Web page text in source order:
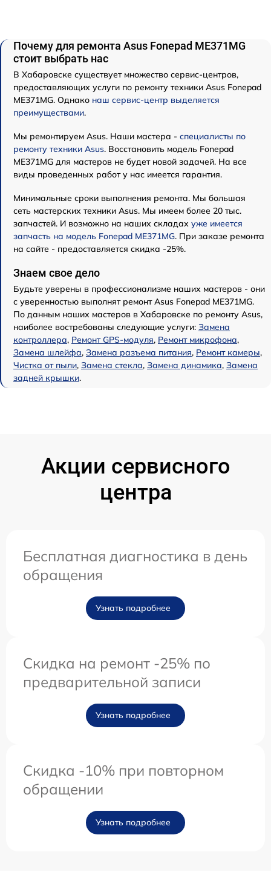
Почему для ремонта Asus Fonepad ME371MG
стоит выбрать нас
В Хабаровске существует множество сервис-центров,
предоставляющих услуги по ремонту техники Asus Fonepad
ME371MG. Однако наш сервис-центр выделяется
преимуществами.
Мы ремонтируем Asus. Наши мастера - специалисты по
ремонту техники Asus. Восстановить модель Fonepad
ME371MG для мастеров не будет новой задачей. На все
виды проведенных работ у нас имеется гарантия.
Минимальные сроки выполнения ремонта. Мы большая
сеть мастерских техники Asus. Мы имеем более 20 тыс.
запчастей. И возможно на наших складах уже имеется
запчасть на модель Fonepad ME371MG. При заказе ремонта
на сайте - предоставляется скидка -25%.
Знаем свое дело
Будьте уверены в профессионализме наших мастеров - они
с уверенностью выполнят ремонт Asus Fonepad ME371MG.
По данным наших мастеров в Хабаровске по ремонту Asus,
наиболее востребованы следующие услуги: Замена
контроллера, Ремонт GPS-модуля, Ремонт микрофона,
Замена шлейфа, Замена разъема питания, Ремонт камеры,
Чистка от пыли, Замена стекла, Замена динамика, Замена
задней крышки.
Акции сервисного
центра
Бесплатная диагностика в день
обращения
Узнать подробнее
Скидка на ремонт -25% по
предварительной записи
Узнать подробнее
Скидка -10% при повторном
обращении
Узнать подробнее